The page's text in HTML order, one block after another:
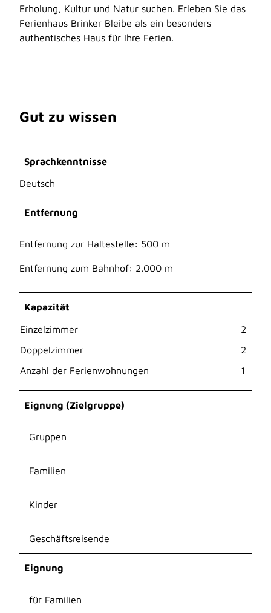
Erholung, Kultur und Natur suchen. Erleben Sie das
Ferienhaus Brinker Bleibe als ein besonders
authentisches Haus für Ihre Ferien.
Gut zu wissen
Sprachkenntnisse
Deutsch
Entfernung
Entfernung zur Haltestelle: 500 m
Entfernung zum Bahnhof: 2.000 m
Kapazität
Einzelzimmer
2
Doppelzimmer
2
Anzahl der Ferienwohnungen
1
Eignung (Zielgruppe)
Gruppen
Familien
Kinder
Geschäftsreisende
Eignung
für Familien